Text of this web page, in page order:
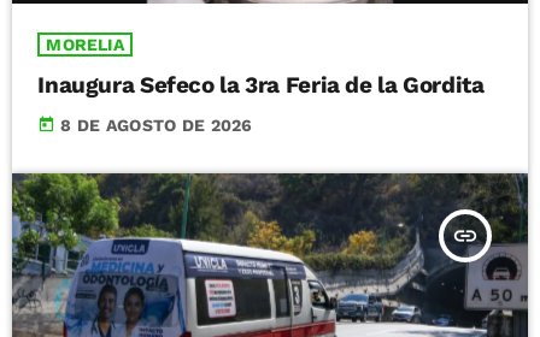
MORELIA
Inaugura Sefeco la 3ra Feria de la Gordita
today 8 DE AGOSTO DE 2026
insert_link